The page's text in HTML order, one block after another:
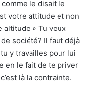
le disait le
votre attitude et non
altitude » Tu veux
société? Il faut déjà
y travailles pour lui
en le fait de te priver
là la contrainte.